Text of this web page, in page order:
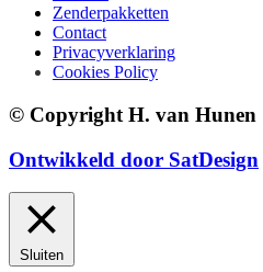
Zenderpakketten
Contact
Privacyverklaring
Cookies Policy
© Copyright H. van Hunen
Ontwikkeld door SatDesign
Sluiten